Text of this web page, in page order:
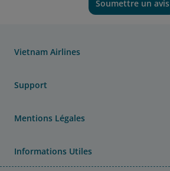
Soumettre un avis
Vietnam Airlines
Support
Mentions Légales
Informations Utiles